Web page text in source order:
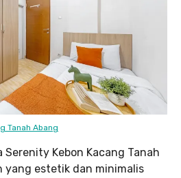
Tanah Abang
Kebon Kacang Tanah
yang estetik dan minimalis